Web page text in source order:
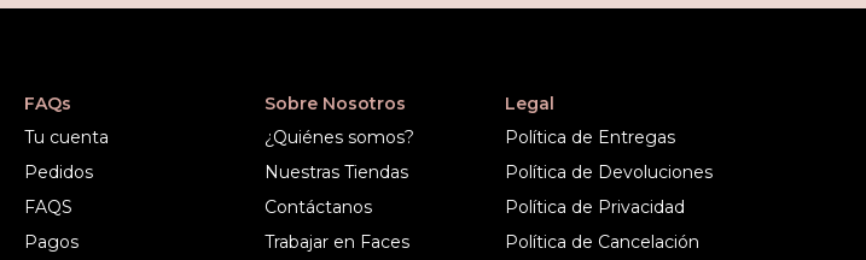
FAQs
Tu cuenta
Pedidos
FAQS
Pagos
Sobre Nosotros
¿Quiénes somos?
Nuestras Tiendas
Contáctanos
Trabajar en Faces
Legal
Política de Entregas
Política de Devoluciones
Política de Privacidad
Política de Cancelación